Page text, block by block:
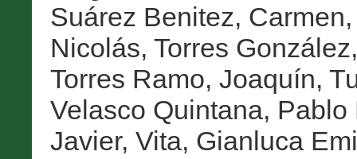
Suárez Benitez, Carmen
Nicolás, Torres
Torres Ramo, Joaquín,
Velasco Quintana, Pablo
Javier, Vita, Gianluca